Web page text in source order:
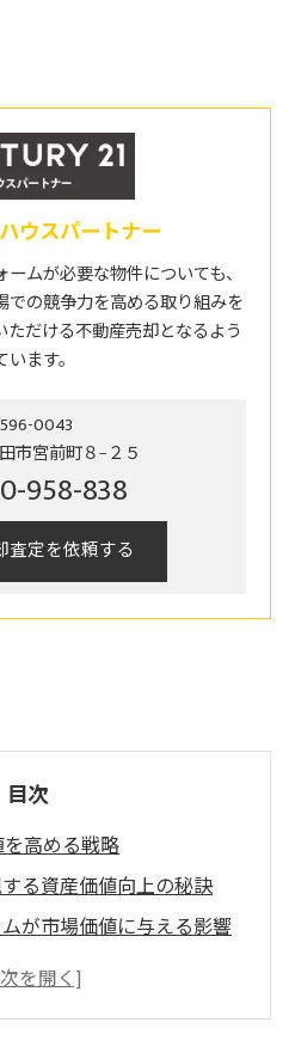
ハウスパートナー
ムが必要な物件についても、
の競争力を高める取り組みを
だける不動産売却となるよう
ます。
0043
市宮前町８−２５
958-838
査定を依頼する
目次
高める戦略
る資産価値向上の秘訣
が市場価値に与える影響
件化に有効な理由とは